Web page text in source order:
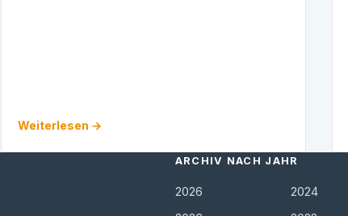
Weiterlesen →
ARCHIV NACH JAHR
2026
2024